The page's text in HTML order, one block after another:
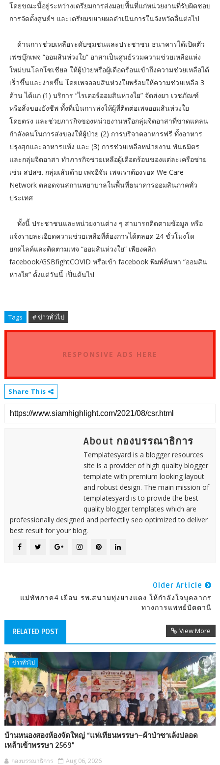
โดยขณะนี้อยู่ระหว่างเตรียมการส่งมอบพื้นที่แก่หน่วยงานที่รับผิดชอบ
การจัดตั้งศูนย์ฯ และเตรียมขยายผลดำเนินการในจังหวัดอื่นต่อไป
ด้านการช่วยเหลือระดับชุมชนและประชาชน ธนาคารได้เปิดตัว
เฟซบุ๊กเพจ “ออมสินห่วงใย” อาสาเป็นศูนย์รวมความช่วยเหลือแห่ง
ใหม่บนโลกโซเชียล ให้ผู้ป่วยหรือผู้เดือดร้อนเข้าถึงความช่วยเหลือได้
เร็วขึ้นและง่ายขึ้น โดยเพจออมสินห่วงใยพร้อมให้ความช่วยเหลือ 3
ด้าน ได้แก่ (1) บริการ “ไรเดอร์ออมสินห่วงใย” จัดส่งยา เวชภัณฑ์
หรือสิ่งของยังชีพ ทั้งที่เป็นการส่งให้ผู้ที่ติดต่อเพจออมสินห่วงใย
โดยตรง และช่วยภารกิจของหน่วยงานหรือกลุ่มจิตอาสาที่ขาดแคลน
กำลังคนในการส่งของให้ผู้ป่วย (2) การบริจาคอาหารฟรี ทั้งอาหาร
ปรุงสุกและอาหารแห้ง และ (3) การช่วยเหลือหน่วยงาน พันธมิตร
และกลุ่มจิตอาสา ทำภารกิจช่วยเหลือผู้เดือดร้อนของแต่ละเครือข่าย
เช่น สปสช. กลุ่มเส้นด้าย เพจอีจัน เพจเราต้องรอด We Care
Network ตลอดจนสถานพยาบาลในพื้นที่ธนาคารออมสินภาคทั่ว
ประเทศ
ทั้งนี้ ประชาชนและหน่วยงานต่าง ๆ สามารถติดตามข้อมูล หรือ
แจ้งรายละเอียดความช่วยเหลือที่ต้องการได้ตลอด 24 ชั่วโมงโด
ยกดไลค์และติดตามเพจ “ออมสินห่วงใย” เพียงคลิก
facebook/GSBfightCOVID หรือเข้า facebook พิมพ์ค้นหา “ออมสิน
ห่วงใย” ตั้งแต่วันนี้ เป็นต้นไป
Tags # ข่าวทั่วไป
RESPONSIVE ADS HERE
Share This
About กองบรรณาธิการ
Templatesyard is a blogger resources
site is a provider of high quality blogger
template with premium looking layout
and robust design. The main mission of
templatesyard is to provide the best
quality blogger templates which are
professionally designed and perfectlly seo optimized to deliver
best result for your blog.
Older Article
แม่ทัพภาค4 เยือน รพ.สนามทุ่งยางแดง ให้กำลังใจบุคลากร
ทางการแพทย์ปัตตานี
RELATED POST View More
ข่าวทั่วไป
บ้านหนองสองห้องจัดใหญ่ “แห่เทียนพรรษา–ผ้าป่าซาเล้งปลอด
เหล้าเข้าพรรษา 2569”
กองบรรณาธิการ Aug 06, 2026